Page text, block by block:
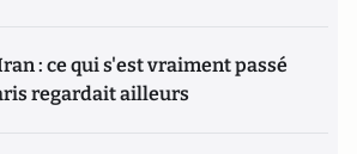
: ce qui s'est vraiment passé
regardait ailleurs